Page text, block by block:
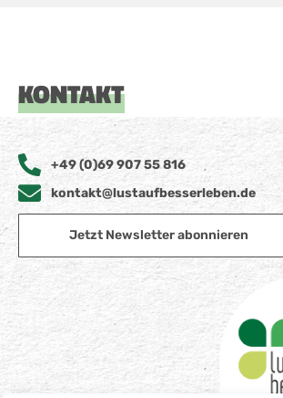
KONTAKT
+49 (0)69 907 55 816
kontakt@lustaufbesserleben.de
Jetzt Newsletter abonnieren